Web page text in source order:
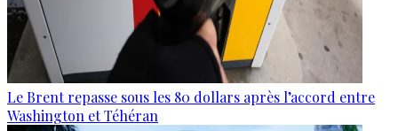
Le Brent repasse sous les 80 dollars après l’accord entre
Washington et Téhéran